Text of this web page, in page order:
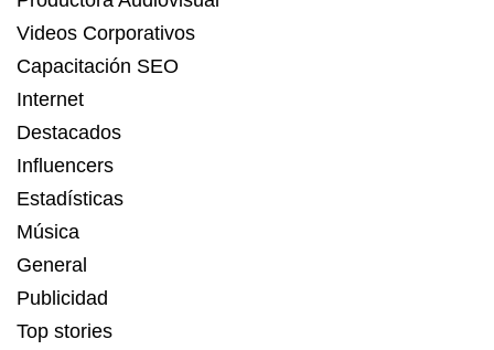
Videos Corporativos
Capacitación SEO
Internet
Destacados
Influencers
Estadísticas
Música
General
Publicidad
Top stories